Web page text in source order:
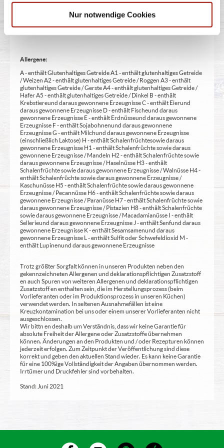
Nur notwendige Cookies
Aufmerksamkeit bei Kindern beeinträchtigen (bei Azo-Farbstoffen) 22
- mit Sauerstoff, unter Hochdruck, farbstabilisierend (bei Frischfleisch)
23 - mit Nitritpökelsalz 24 - enthält Alkohol 25 - mit Stabilisatoren 26 -
mit Verdickunsmittel
Allergene:
A - enthält Glutenhaltiges Getreide A1 - enthält glutenhaltiges Getreide
/ Weizen A2 - enthält glutenhaltiges Getreide / Roggen A3 - enthält
glutenhaltiges Getreide / Gerste A4 - enthält glutenhaltiges Getreide /
Hafer A5 - enthält glutenhaltiges Getreide / Dinkel B - enthält
Krebstiere und daraus gewonnene Erzeugnisse C - enthält Eier und
daraus gewonnene Erzeugnisse D - enthält Fische und daraus
gewonnene Erzeugnisse E - enthält Erdnüsse und daraus gewonnene
Erzeugnisse F - enthält Sojabohnen und daraus gewonnene
Erzeugnisse G - enthält Milch und daraus gewonnene Erzeugnisse
(einschließlich Laktose) H - enthält Schalenfrüchte sowie daraus
gewonnene Erzeugnisse H1 - enthält Schalenfrüchte sowie daraus
gewonnene Erzeugnisse / Mandeln H2 - enthält Schalenfrüchte sowie
daraus gewonnene Erzeugnisse / Haselnüsse H3 - enthält
Schalenfrüchte sowie daraus gewonnene Erzeugnisse / Walnüsse H4 -
enthält Schalenfrüchte sowie daraus gewonnene Erzeugnisse /
Kaschunüsse H5 - enthält Schalenfrüchte sowie daraus gewonnene
Erzeugnisse / Pecannüsse H6 - enthält Schalenfrüchte sowie daraus
gewonnene Erzeugnisse / Paranüsse H7 - enthält Schalenfrüchte sowie
daraus gewonnene Erzeugnisse / Pistazien H8 - enthält Schalenfrüchte
sowie daraus gewonnene Erzeugnisse / Macadamianüsse I - enthält
Sellerie und daraus gewonnene Erzeugnisse J - enthält Senf und daraus
gewonnene Erzeugnisse K - enthält Sesamsamen und daraus
gewonnene Erzeugnisse L - enthält Sulfit oder Schwefeldioxid M -
enthält Lupinen und daraus gewonnene Erzeugnisse
Trotz größter Sorgfalt können in unseren Produkten neben den
gekennzeichneten Allergenen und deklarationspflichtigen Zusatzstoff
en auch Spuren von weiteren Allergenen und deklarationspflichtigen
Zusatzstoff en enthalten sein, die im Herstellungsprozess (beim
Vorlieferanten oder im Produktionsprozess in unseren Küchen)
verwendet werden. In seltenen Ausnahmefällen ist eine
Kreuzkontamination bei uns oder einem unserer Vorlieferanten nicht
ausgeschlossen.
Wir bittn en deshalb um Verständnis, dass wir keine Garantie für
absolute Freiheit der Allergene oder Zusatzstoffe übernehmen
können. Änderungen an den Produkten und / oder Rezepturen können
jederzeit erfolgen. Zum Zeitpunkt der Veröffentlichung sind diese
korrekt und geben den aktuellen Stand wieder. Es kann keine Garantie
für eine 100%ige Vollständigkeit der Angaben übernommen werden.
Irrtümer und Druckfehler sind vorbehalten.
Stand: Juni 2021